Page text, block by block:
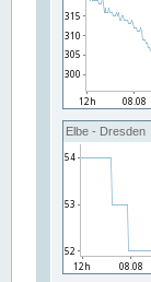
Elbe - Dresden